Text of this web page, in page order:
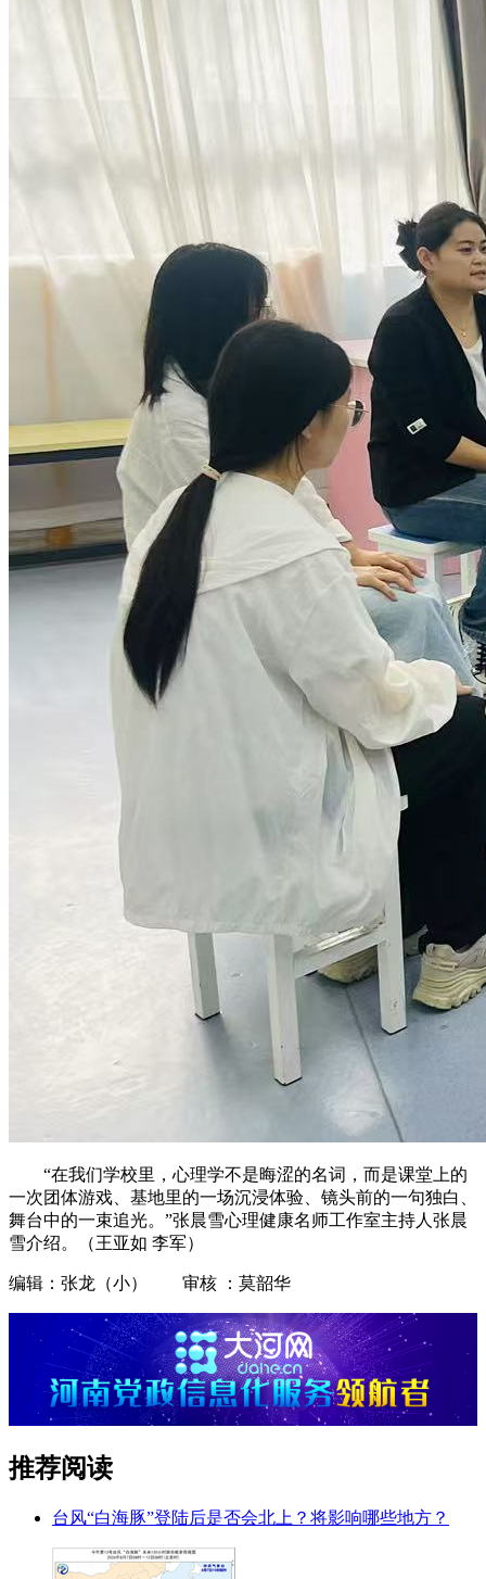
“在我们学校里，心理学不是晦涩的名词，而是课堂上的
一次团体游戏、基地里的一场沉浸体验、镜头前的一句独白、
舞台中的一束追光。”张晨雪心理健康名师工作室主持人张晨
雪介绍。（王亚如 李军）
编辑：张龙（小） 审核 ：莫韶华
推荐阅读
台风“白海豚”登陆后是否会北上？将影响哪些地方？